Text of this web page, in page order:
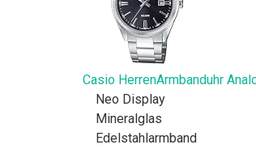
Casio HerrenArmbanduhr
Neo Display
Mineralglas
Edelstahlarmband